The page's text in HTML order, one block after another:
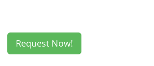
Request Now!